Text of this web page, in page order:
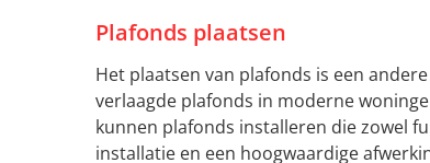
Plafonds plaatsen
Het plaatsen van plafonds is een
verlaagde plafonds in moderne
kunnen plafonds installeren die zowel
installatie en een hoogwaardige